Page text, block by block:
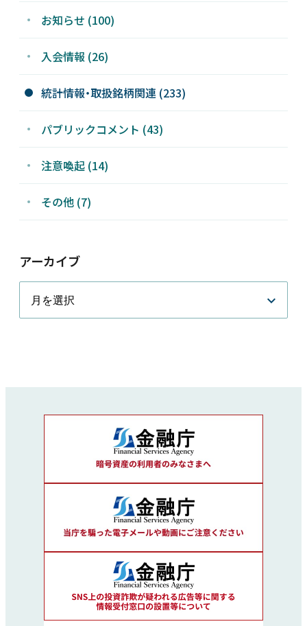
お知らせ (100)
入会情報 (26)
統計情報・取扱銘柄関連 (233)
パブリックコメント (43)
注意喚起 (14)
その他 (7)
アーカイブ